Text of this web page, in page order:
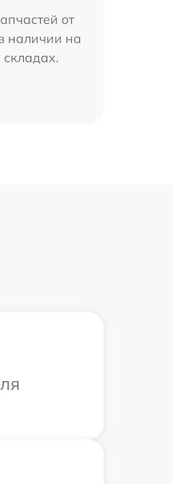
от
наличии на
складах.